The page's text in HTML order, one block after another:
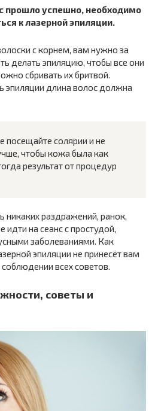
прошло успешно, необходимо
к лазерной эпиляции.
с корнем, вам нужно за
делать эпиляцию, чтобы все они
сбривать их бритвой.
эпиляции длина волос должна
посещайте солярии и не
чтобы кожа была как
результат от процедур
раздражений, ранок,
на сеанс с простудой,
заболеваниями. Как
эпиляции не принесёт вам
всех советов.
советы и